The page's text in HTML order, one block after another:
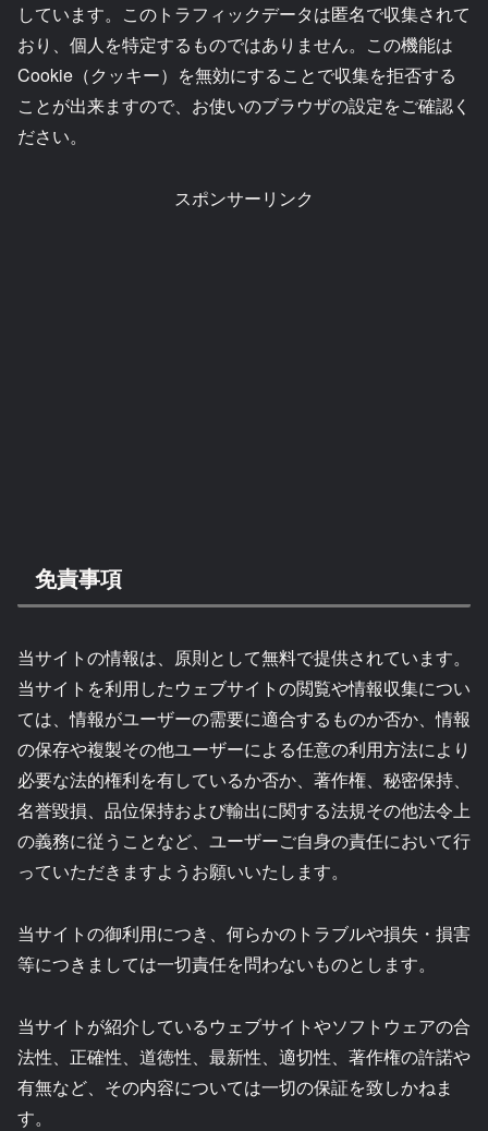
しています。このトラフィックデータは匿名で収集されて
おり、個人を特定するものではありません。この機能は
Cookie（クッキー）を無効にすることで収集を拒否する
ことが出来ますので、お使いのブラウザの設定をご確認く
ださい。
スポンサーリンク
免責事項
当サイトの情報は、原則として無料で提供されています。
当サイトを利用したウェブサイトの閲覧や情報収集につい
ては、情報がユーザーの需要に適合するものか否か、情報
の保存や複製その他ユーザーによる任意の利用方法により
必要な法的権利を有しているか否か、著作権、秘密保持、
名誉毀損、品位保持および輸出に関する法規その他法令上
の義務に従うことなど、ユーザーご自身の責任において行
っていただきますようお願いいたします。
当サイトの御利用につき、何らかのトラブルや損失・損害
等につきましては一切責任を問わないものとします。
当サイトが紹介しているウェブサイトやソフトウェアの合
法性、正確性、道徳性、最新性、適切性、著作権の許諾や
有無など、その内容については一切の保証を致しかねま
す。